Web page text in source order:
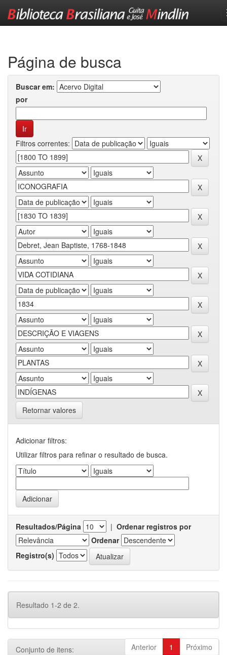
Página de busca
Buscar em:
por
Filtros correntes:
Retornar valores
Adicionar filtros:
Utilizar filtros para refinar o resultado de busca.
Resultados/Página | Ordenar registros por
Ordenar
Registro(s)
Resultado 1-2 de 2.
Anterior 1 Próximo
Conjunto de itens: